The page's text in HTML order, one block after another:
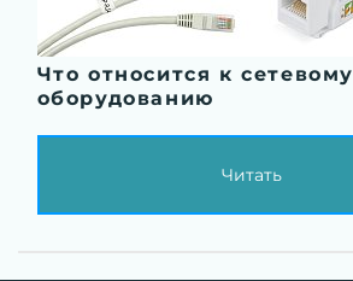
Что относится к сетевому
оборудованию
Читать